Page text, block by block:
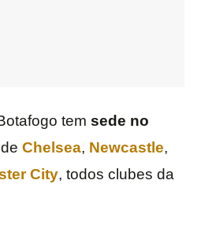
tem sede no
Chelsea, Newcastle,
City, todos clubes da